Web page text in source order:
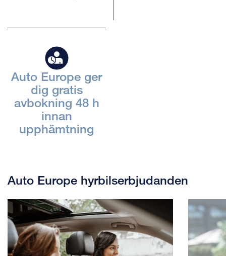
Auto Europe ger
dig gratis
avbokning 48 h
innan
upphämtning
Auto Europe hyrbilserbjudanden